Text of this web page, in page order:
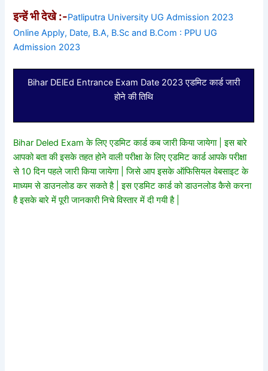
इन्हें भी देखे :-Patliputra University UG Admission 2023
Online Apply, Date, B.A, B.Sc and B.Com : PPU UG
Admission 2023
Bihar DElEd Entrance Exam Date 2023 एडमिट कार्ड जारी
होने की तिथि
Bihar Deled Exam के लिए एडमिट कार्ड कब जारी किया जायेगा | इस बारे
आपको बता की इसके तहत होने वाली परीक्षा के लिए एडमिट कार्ड आपके परीक्षा
से 10 दिन पहले जारी किया जायेगा | जिसे आप इसके ऑफिसियल वेबसाइट के
माध्यम से डाउनलोड कर सकते है | इस एडमिट कार्ड को डाउनलोड कैसे करना
है इसके बारे में पूरी जानकारी निचे विस्तार में दी गयी है |